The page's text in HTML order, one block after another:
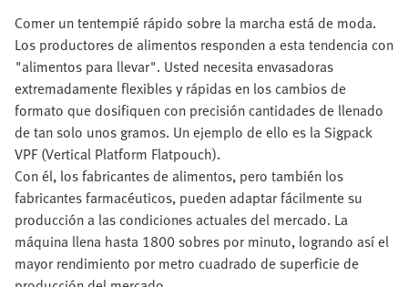
Comer un tentempié rápido sobre la marcha está de moda.
Los productores de alimentos responden a esta tendencia con
"alimentos para llevar". Usted necesita envasadoras
extremadamente flexibles y rápidas en los cambios de
formato que dosifiquen con precisión cantidades de llenado
de tan solo unos gramos. Un ejemplo de ello es la Sigpack
VPF (Vertical Platform Flatpouch).
Con él, los fabricantes de alimentos, pero también los
fabricantes farmacéuticos, pueden adaptar fácilmente su
producción a las condiciones actuales del mercado. La
máquina llena hasta 1800 sobres por minuto, logrando así el
mayor rendimiento por metro cuadrado de superficie de